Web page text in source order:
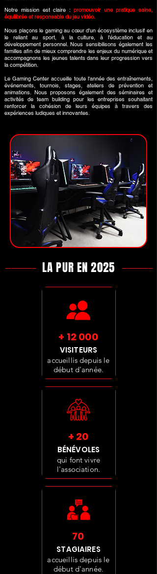
Notre mission est claire : promouvoir une pratique saine,
équilibrée et responsable du jeu vidéo.
Nous plaçons le gaming au cœur d'un écosystème inclusif en
le reliant au sport, à la culture, à l'éducation et au
développement personnel. Nous sensibilisons également les
familles afin de mieux comprendre les enjeux du numérique et
accompagnons les jeunes talents dans leur progression vers
la compétition.
Le Gaming Center accueille toute l'année des entraînements,
événements, tournois, stages, ateliers de prévention et
animations. Nous proposons également des séminaires et
activités de team building pour les entreprises souhaitant
renforcer la cohésion de leurs équipes à travers des
expériences ludiques et innovantes.​
--------------- LA PUR EN 2025 ---------------
+ 12 000
VISITEURS
accueillis depuis le
début d'année.
+ 20
BÉNÉVOLES
qui font vivre
l'association.
70
STAGIAIRES
accueillis depuis le
début d'année.